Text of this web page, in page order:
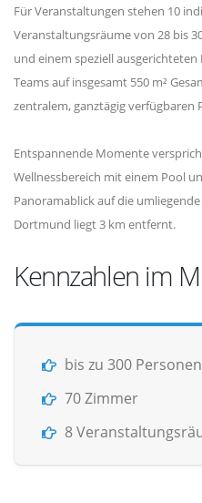
Für Veranstaltungen stehen 10
Veranstaltungsräume von 28 bis
und einem speziell
Teams auf insgesamt 550 m²
zentralem, ganztägig verfügbaren
Entspannende Momente
Wellnessbereich mit einem Pool
Panoramablick auf die
Dortmund liegt 3 km entfernt.
Kennzahlen im
bis zu 300 Personen
70 Zimmer
8